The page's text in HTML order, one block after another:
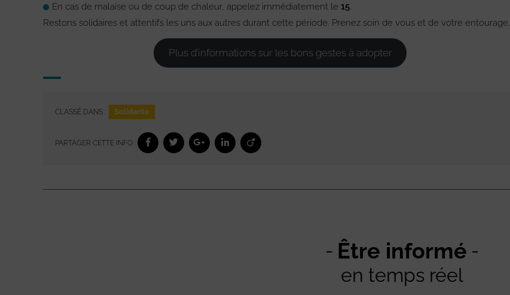
En cas de malaise ou de coup de chaleur, appelez immédiatement le 15.
Restons solidaires et attentifs les uns aux autres durant cette période. Prenez soin de vous et de votre entourage.
Plus d’informations sur les bons gestes à adopter
CLASSÉ DANS : Solidarité
PARTAGER CETTE INFO :
Être informé
en temps réel